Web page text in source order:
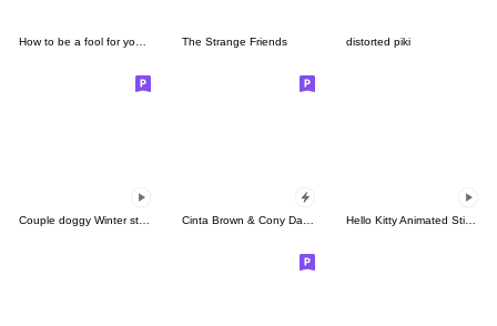
The Strange Friends distorted piki
Hello Kitty Animated Stickers